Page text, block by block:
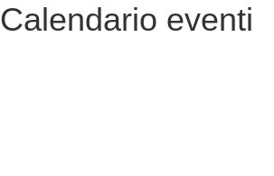
Calendario eventi